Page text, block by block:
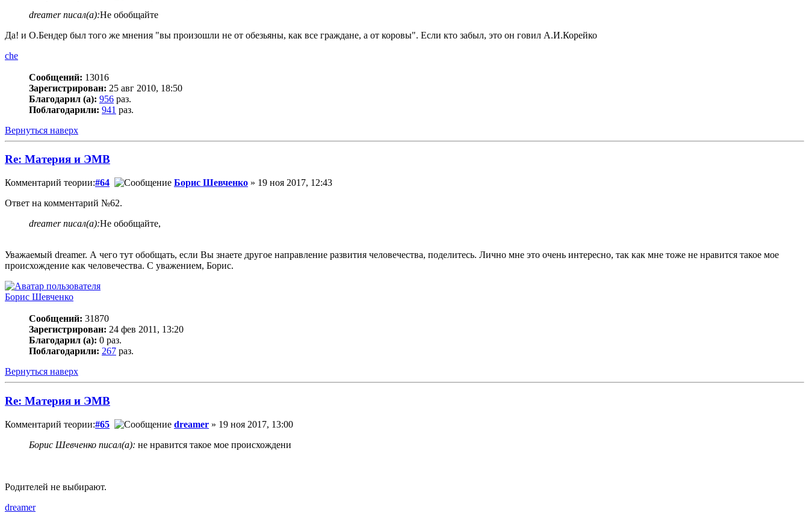
dreamer писал(а):Не обобщайте
Да! и О.Бендер был того же мнения "вы произошли не от обезьяны, как все граждане, а от коровы". Если кто забыл, это он говил А.И.Корейко
che
Сообщений: 13016
Зарегистрирован: 25 авг 2010, 18:50
Благодарил (а): 956 раз.
Поблагодарили: 941 раз.
Вернуться наверх
Re: Материя и ЭМВ
Комментарий теории:#64 Борис Шевченко » 19 ноя 2017, 12:43
Ответ на комментарий №62.
dreamer писал(а):Не обобщайте,
Уважаемый dreamer. А чего тут обобщать, если Вы знаете другое направление развития человечества, поделитесь. Лично мне это очень интересно, так как мне тоже не нравится такое мое
происхождение как человечества. С уважением, Борис.
Борис Шевченко
Сообщений: 31870
Зарегистрирован: 24 фев 2011, 13:20
Благодарил (а): 0 раз.
Поблагодарили: 267 раз.
Вернуться наверх
Re: Материя и ЭМВ
Комментарий теории:#65 dreamer » 19 ноя 2017, 13:00
Борис Шевченко писал(а): не нравится такое мое происхождени
Родителей не выбирают.
dreamer